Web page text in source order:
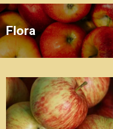
Flora